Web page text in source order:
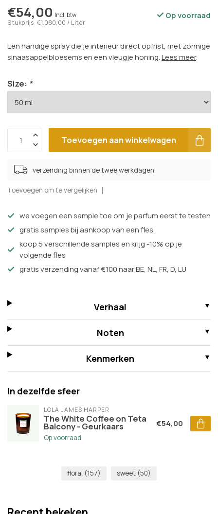
€54,00 Incl. btw
Stukprijs: €1.080,00 / Liter
Op voorraad
Een handige spray die je interieur direct opfrist, met zonnige
sinaasappelbloesems en een vleugje honing.Lees meer.
Size: *
Toevoegen aan winkelwagen
verzending binnen de twee werkdagen
Toevoegen om te vergelijken
we voegen een sample toe om je parfum eerst te testen
gratis samples bij aankoop van een fles
koop 5 verschillende samples en krijg -10% op je
volgende fles
gratis verzending vanaf €100 naar BE, NL, FR, D, LU
Verhaal
Noten
Kenmerken
In dezelfde sfeer
LOLA JAMES HARPER
The White Coffee on Teta
Balcony - Geurkaars
Op voorraad
€54,00
floral (157) sweet (50)